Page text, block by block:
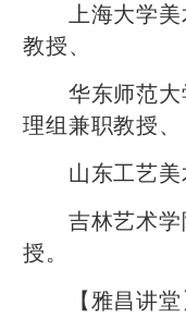
上海大学美
教授、
华东师范大
理组兼职教授、
山东工艺美
吉林艺术学
授。
【雅昌讲堂